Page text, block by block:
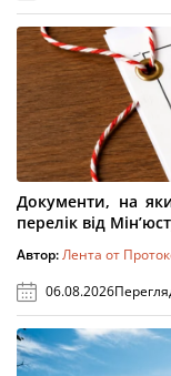
Документи, на
перелік від
Автор:Лента от
06.08.2026